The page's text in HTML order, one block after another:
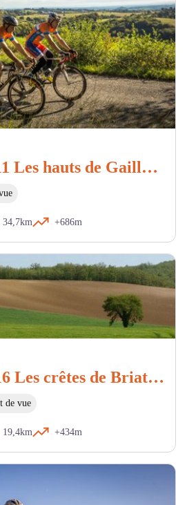
Circuit VTT 11 Les hauts de Gaillac rouge
34,7km +686m
Circuit VTT 16 Les crêtes de Briatexte
de vue
19,4km +434m